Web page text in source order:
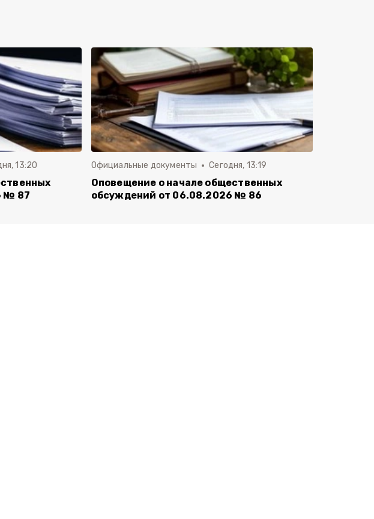
13:20
№ 87
Официальные документы Сегодня, 13:19
Оповещение о начале общественных
обсуждений от 06.08.2026 № 86